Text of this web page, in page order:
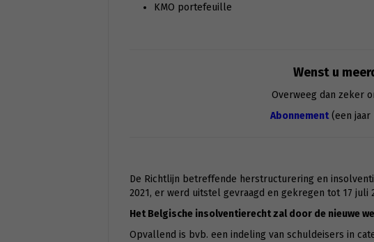
KMO portefeuille
Wenst u
Overweeg dan zeker
Abonnement(een jaar
De Richtlijn betreffende herstructurering en
2021, er werd uitstel gevraagd en gekregen tot 17 juli
Het Belgische insolventierecht zal door de nieuwe
Opvallend is bvb. een indeling van schuldeisers in